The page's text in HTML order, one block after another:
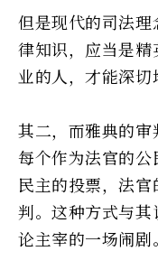
但是现代的司法
律知识，应当是
业的人，才能深切
其二，而雅典的审
每个作为法官的
民主的投票，法
判。这种方式与
论主宰的一场闹剧。